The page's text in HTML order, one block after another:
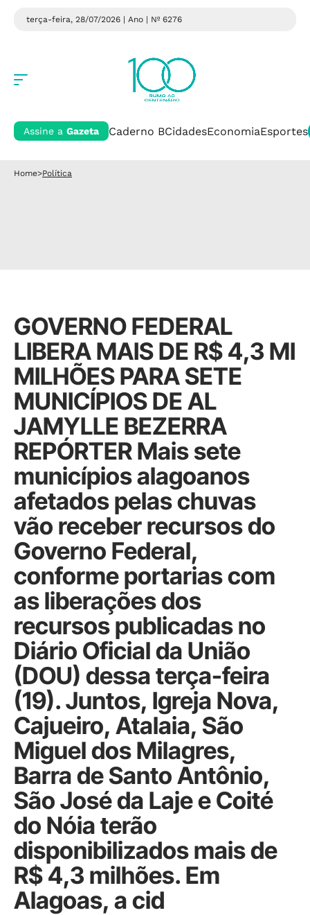
terça-feira, 28/07/2026 | Ano | Nº 6276
Assine a Gazeta Caderno BCidadesEconomiaEsportes
Home>Política
GOVERNO FEDERAL
LIBERA MAIS DE R$ 4,3 MI
MILHÕES PARA SETE
MUNICÍPIOS DE AL
JAMYLLE BEZERRA
REPÓRTER Mais sete
municípios alagoanos
afetados pelas chuvas
vão receber recursos do
Governo Federal,
conforme portarias com
as liberações dos
recursos publicadas no
Diário Oficial da União
(DOU) dessa terça-feira
(19). Juntos, Igreja Nova,
Cajueiro, Atalaia, São
Miguel dos Milagres,
Barra de Santo Antônio,
São José da Laje e Coité
do Nóia terão
disponibilizados mais de
R$ 4,3 milhões. Em
Alagoas, a cid